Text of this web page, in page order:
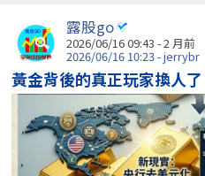
露股go
2026/06/16 09:43 - 2 月前
2026/06/16 10:23 - jerrybr
黃金背後的真正玩家換人